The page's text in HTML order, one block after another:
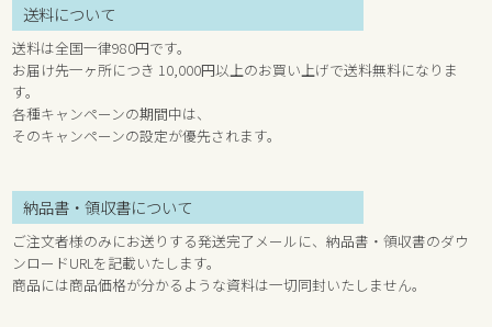
送料について
送料は全国一律980円です。
お届け先一ヶ所につき 10,000円以上のお買い上げで送料無料になりま
す。
各種キャンペーンの期間中は、
そのキャンペーンの設定が優先されます。
納品書・領収書について
ご注文者様のみにお送りする発送完了メールに、納品書・領収書のダウ
ンロードURLを記載いたします。
商品には商品価格が分かるような資料は一切同封いたしません。